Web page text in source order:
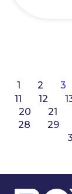
1 2 3
11
12
20
21
28
29